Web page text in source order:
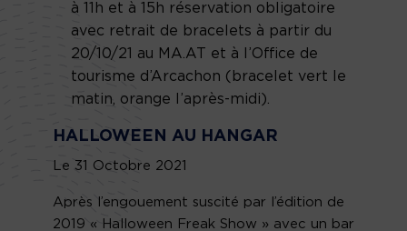
à 11h et à 15h réservation obligatoire
avec retrait de bracelets à partir du
20/10/21 au MA.AT et à l’Office de
tourisme d’Arcachon (bracelet vert le
matin, orange l’après-midi).
HALLOWEEN AU HANGAR
Le 31 Octobre 2021
Après l’engouement suscité par l’édition de
2019 « Halloween Freak Show » avec un bar